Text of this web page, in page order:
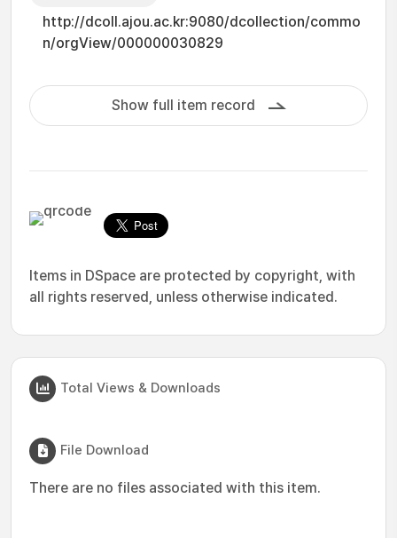
http://dcoll.ajou.ac.kr:9080/dcollection/commo
n/orgView/000000030829
Show full item record
Items in DSpace are protected by copyright, with
all rights reserved, unless otherwise indicated.
Total Views & Downloads
File Download
There are no files associated with this item.